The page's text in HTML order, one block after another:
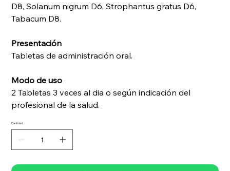
D8, Solanum nigrum D6, Strophantus gratus D6,
Tabacum D8.
Presentación
Tabletas de administración oral.
Modo de uso
2 Tabletas 3 veces al dia o según indicación del
profesional de la salud.
Cantidad